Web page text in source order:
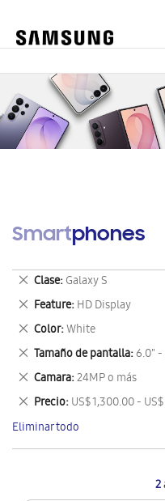
Smartphones
2
Clase Galaxy S
Eliminar
este
artículo
Feature HD Display
Eliminar
este
artículo
Color White
Eliminar
este
artículo
Tamaño de pantalla 6.0" -
Eliminar
este
artículo
Camara 24MP o más
Eliminar
este
artículo
Precio US$ 1,300.00 -
Eliminar
este
artículo
Eliminar todo